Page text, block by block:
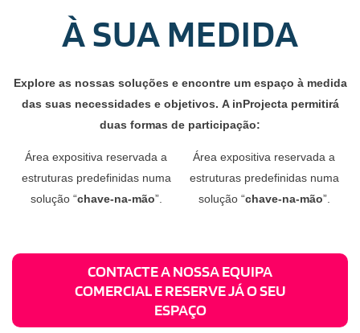
À SUA MEDIDA
Explore as nossas soluções e encontre um espaço à medida
das suas necessidades e objetivos. A inProjecta permitirá
duas formas de participação:
Área expositiva reservada a
estruturas predefinidas numa
solução “chave-na-mão”.
Área expositiva reservada a
estruturas predefinidas numa
solução “chave-na-mão”.
CONTACTE A NOSSA EQUIPA
COMERCIAL E RESERVE JÁ O SEU
ESPAÇO